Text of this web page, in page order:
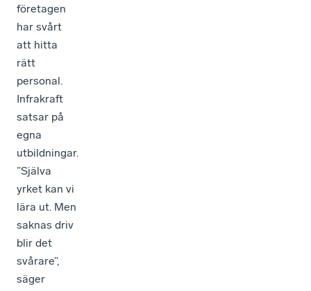
företagen
har svårt
att hitta
rätt
personal.
Infrakraft
satsar på
egna
utbildningar.
”Själva
yrket kan vi
lära ut. Men
saknas driv
blir det
svårare”,
säger